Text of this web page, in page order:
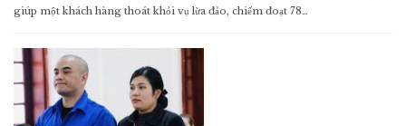
giúp một khách hàng thoát khỏi vụ lừa đảo, chiếm đoạt 78…